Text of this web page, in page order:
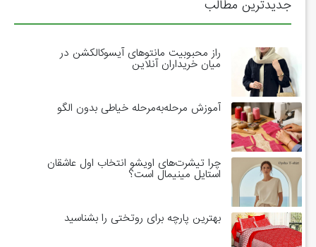
جدیدترین مطالب
راز محبوبیت مانتوهای آیسوکالکشن در
میان خریداران آنلاین
آموزش مرحله‌به‌مرحله خیاطی بدون الگو
چرا تیشرت‌های اویشو انتخاب اول عاشقان
استایل مینیمال است؟
بهترین پارچه برای روتختی را بشناسید